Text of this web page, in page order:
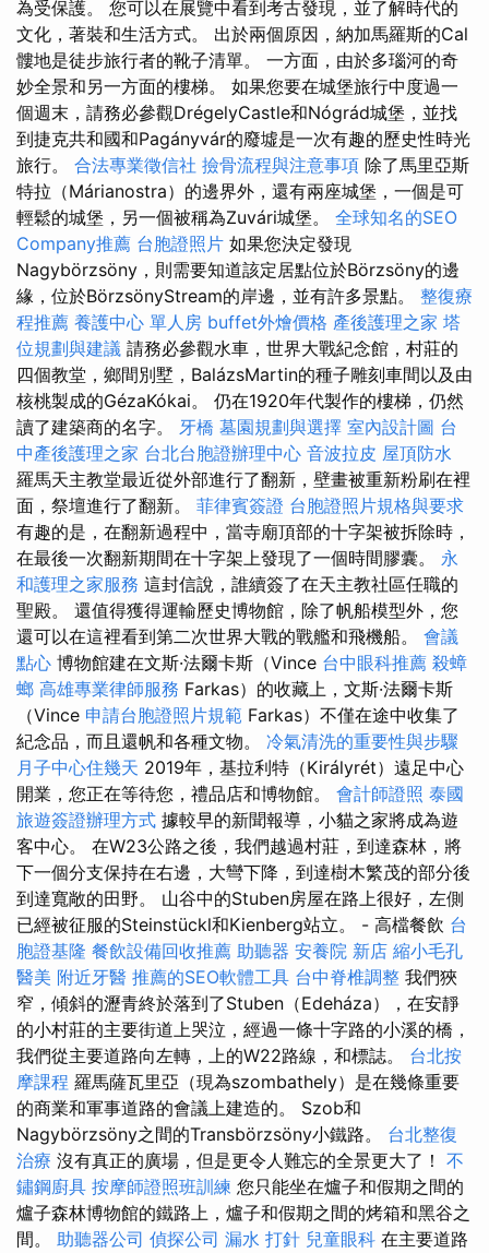
為受保護。 您可以在展覽中看到考古發現，並了解時代的
文化，著裝和生活方式。 出於兩個原因，納加馬羅斯的Cal
髏地是徒步旅行者的靴子清單。 一方面，由於多瑙河的奇
妙全景和另一方面的樓梯。 如果您要在城堡旅行中度過一
個週末，請務必參觀DrégelyCastle和Nógrád城堡，並找
到捷克共和國和Pagányvár的廢墟是一次有趣的歷史性時光
旅行。 合法專業徵信社 撿骨流程與注意事項 除了馬里亞斯
特拉（Márianostra）的邊界外，還有兩座城堡，一個是可
輕鬆的城堡，另一個被稱為Zuvári城堡。 全球知名的SEO
Company推薦 台胞證照片 如果您決定發現
Nagybörzsöny，則需要知道該定居點位於Börzsöny的邊
緣，位於BörzsönyStream的岸邊，並有許多景點。 整復療
程推薦 養護中心 單人房 buffet外燴價格 產後護理之家 塔
位規劃與建議 請務必參觀水車，世界大戰紀念館，村莊的
四個教堂，鄉間別墅，BalázsMartin的種子雕刻車間以及由
核桃製成的GézaKókai。 仍在1920年代製作的樓梯，仍然
讀了建築商的名字。 牙橋 墓園規劃與選擇 室內設計圖 台
中產後護理之家 台北台胞證辦理中心 音波拉皮 屋頂防水
羅馬天主教堂最近從外部進行了翻新，壁畫被重新粉刷在裡
面，祭壇進行了翻新。 菲律賓簽證 台胞證照片規格與要求
有趣的是，在翻新過程中，當寺廟頂部的十字架被拆除時，
在最後一次翻新期間在十字架上發現了一個時間膠囊。 永
和護理之家服務 這封信說，誰續簽了在天主教社區任職的
聖殿。 還值得獲得運輸歷史博物館，除了帆船模型外，您
還可以在這裡看到第二次世界大戰的戰艦和飛機船。 會議
點心 博物館建在文斯·法爾卡斯（Vince 台中眼科推薦 殺蟑
螂 高雄專業律師服務 Farkas）的收藏上，文斯·法爾卡斯
（Vince 申請台胞證照片規範 Farkas）不僅在途中收集了
紀念品，而且還帆和各種文物。 冷氣清洗的重要性與步驟
月子中心住幾天 2019年，基拉利特（Királyrét）遠足中心
開業，您正在等待您，禮品店和博物館。 會計師證照 泰國
旅遊簽證辦理方式 據較早的新聞報導，小貓之家將成為遊
客中心。 在W23公路之後，我們越過村莊，到達森林，將
下一個分支保持在右邊，大彎下降，到達樹木繁茂的部分後
到達寬敞的田野。 山谷中的Stuben房屋在路上很好，左側
已經被征服的Steinstückl和Kienberg站立。 - 高檔餐飲 台
胞證基隆 餐飲設備回收推薦 助聽器 安養院 新店 縮小毛孔
醫美 附近牙醫 推薦的SEO軟體工具 台中脊椎調整 我們狹
窄，傾斜的瀝青終於落到了Stuben（Edeháza），在安靜
的小村莊的主要街道上哭泣，經過一條十字路的小溪的橋，
我們從主要道路向左轉，上的W22路線，和標誌。 台北按
摩課程 羅馬薩瓦里亞（現為szombathely）是在幾條重要
的商業和軍事道路的會議上建造的。 Szob和
Nagybörzsöny之間的Transbörzsöny小鐵路。 台北整復
治療 沒有真正的廣場，但是更令人難忘的全景更大了！ 不
鏽鋼廚具 按摩師證照班訓練 您只能坐在爐子和假期之間的
爐子森林博物館的鐵路上，爐子和假期之間的烤箱和黑谷之
間。 助聽器公司 偵探公司 漏水 打針 兒童眼科 在主要道路